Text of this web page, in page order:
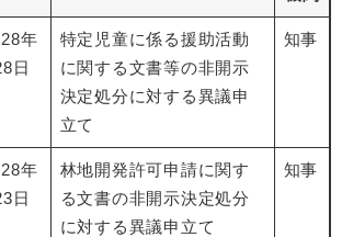
年
日
特定児童に係る援助活動
に関する文書等の非開示
決定処分に対する異議申
立て
知事
年
日
林地開発許可申請に関す
る文書の非開示決定処分
に対する異議申立て
知事